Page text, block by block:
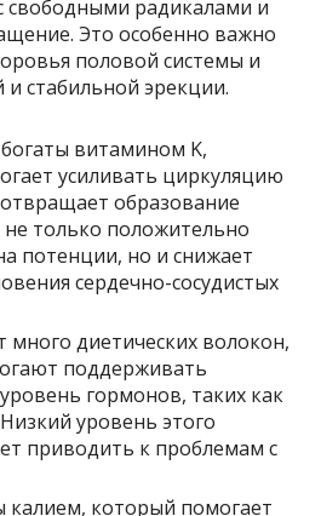
свободными радикалами и
Это особенно важно
половой системы и
стабильной эрекции.
витамином K,
усиливать циркуляцию
образование
только положительно
потенции, но и снижает
сердечно-сосудистых
много диетических волокон,
поддерживать
гормонов, таких как
уровень этого
приводить к проблемам с
калием, который помогает